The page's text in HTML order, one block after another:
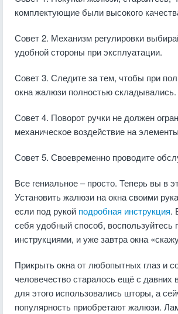
комплектующие были высокого
Совет 2. Механизм регулировки
удобной стороны при эксплуатации.
Совет 3. Следите за тем, чтобы при
окна жалюзи полностью складывались.
Совет 4. Поворот ручки не должен
механическое воздействие на
Совет 5. Своевременно проводите
Все гениальное – просто. Теперь вы в
Установить жалюзи на окна своими
если под рукой подробная инструкция.
себя удобный способ,
инструкциями, и уже завтра окна
Прикрыть окна от любопытных глаз и
человечество старалось ещё с
для этого использовались шторы, а
популярность приобретают жалюзи.